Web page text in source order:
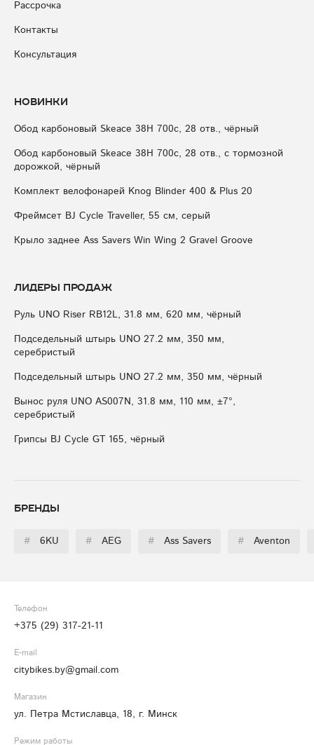
Рассрочка
Контакты
Консультация
Новинки
Обод карбоновый Skeace 38H 700с, 28 отв., чёрный
Обод карбоновый Skeace 38H 700с, 28 отв., с тормозной
дорожкой, чёрный
Комплект велофонарей Knog Blinder 400 & Plus 20
Фреймсет BJ Cycle Traveller, 55 см, серый
Крыло заднее Ass Savers Win Wing 2 Gravel Groove
Лидеры продаж
Руль UNO Riser RB12L, 31.8 мм, 620 мм, чёрный
Подседельный штырь UNO 27.2 мм, 350 мм,
серебристый
Подседельный штырь UNO 27.2 мм, 350 мм, чёрный
Вынос руля UNO AS007N, 31.8 мм, 110 мм, ±7°,
серебристый
Грипсы BJ Cycle GT 165, чёрный
Бренды
# 6KU # AEG # Ass Savers # Aventon
Телефон
+375 (29) 317-21-11
E-mail
citybikes.by@gmail.com
Магазин
ул. Петра Мстиславца, 18, г. Минск
Режим работы